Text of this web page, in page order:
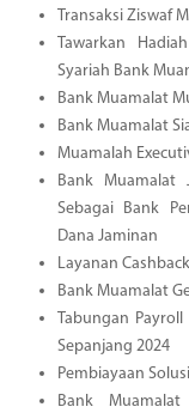
Transaksi Ziswaf
Tawarkan
Syariah Bank
Bank Muamalat
Bank Muamalat
Muamalah
Bank Muamalat
Sebagai Bank
Dana Jaminan
Layanan
Bank Muamalat
Tabungan
Sepanjang 2024
Pembiayaan
Bank